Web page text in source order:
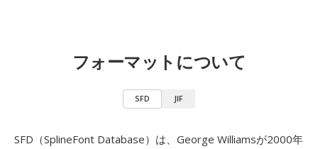
フォーマットについて
SFD JIF
SFD（SplineFont Database）は、George Williamsが2000年